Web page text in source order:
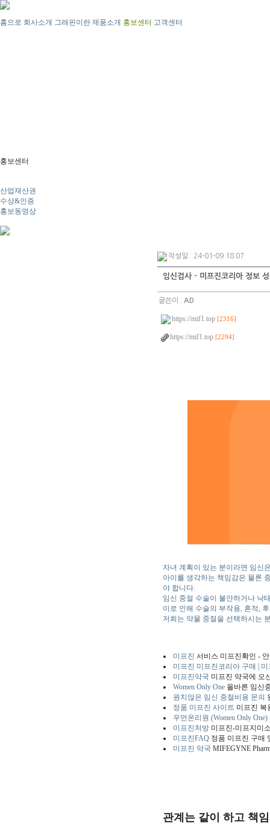
홈으로 회사소개 그래핀이란 제품소개 홍보센터 고객센터
홍보센터
산업재산권
수상&인증
홍보동영상
작성일 : 24-01-09 18:07
임신검사 - 미프진코리아 정보
글쓴이 :AD
https://mif1.top [2316]
https://mif1.top [2294]
자녀 계획이 있는 분이라면 임신
아이를 생각하는 책임감은 물론
야 합니다.
임신 중절 수술이 불안하거나 낙
이로 인해 수술의 부작용, 흔적,
저희는 약물 중절을 선택하시는
미프진 서비스 미프진확인 -
미프진 미프진코리아 구매 |
미프진약국 미프진 약국에 오
Women Only One 올바른 임신
원치않은 임신 중절비용 문의
정품 미프진 사이트 미프진 복
우먼온리원 (Women Only One)
미프진처방 미프진-미프지미
미프진FAQ 정품 미프진 구매
미프진 약국 MIFEGYNE
관계는 같이 하고 책